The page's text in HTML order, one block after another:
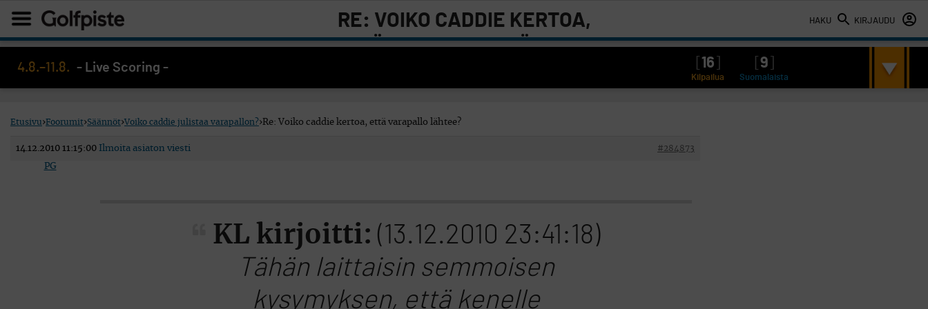
HAKU KIRJAUDU
RE: VOIKO CADDIE KERTOA,
ETTÄ VARAPALLO LÄHTEE?
4.8.–11.8. - Live Scoring - 16 9
Kilpailua Suomalaista
Etusivu›Foorumit›Säännöt›Voiko caddie julistaa varapallon?›Re: Voiko caddie kertoa, että varapallo lähtee?
14.12.2010 11:15:00 #284873
Ilmoita asiaton viesti
PG
KL kirjoitti: (13.12.2010 23:41:18)
Tähän laittaisin semmoisen
kysymyksen, että kenelle